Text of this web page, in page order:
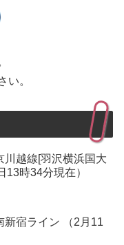
い。
川越線[羽沢横浜国大
13時34分現在）
新宿ライン （2月11